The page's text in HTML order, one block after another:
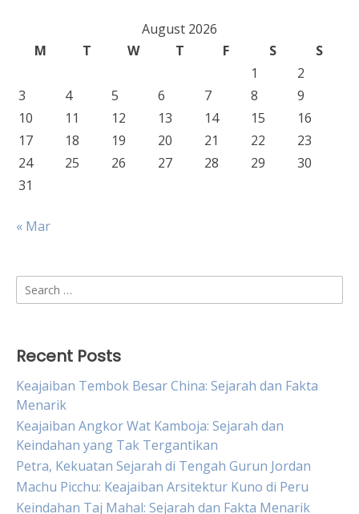
August 2026
M
T W T F S
S
1
2
3
4 5 6 7 8
9
10
11 12 13 14 15
16
17
18 19 20 21 22
23
24
25 26 27 28 29
30
31
« Mar
Search
for:
Recent Posts
Keajaiban Tembok Besar China: Sejarah dan Fakta
Menarik
Keajaiban Angkor Wat Kamboja: Sejarah dan
Keindahan yang Tak Tergantikan
Petra, Kekuatan Sejarah di Tengah Gurun Jordan
Machu Picchu: Keajaiban Arsitektur Kuno di Peru
Keindahan Taj Mahal: Sejarah dan Fakta Menarik